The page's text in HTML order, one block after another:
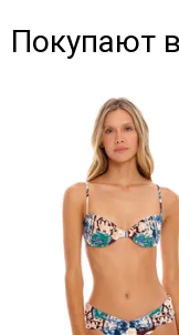
Покупают